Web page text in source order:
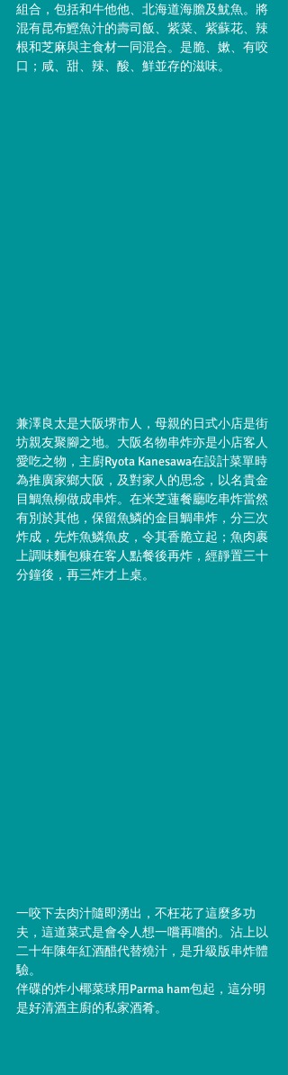
組合，包括和牛他他、北海道海膽及魷魚。將
混有昆布鰹魚汁的壽司飯、紫菜、紫蘇花、辣
根和芝麻與主食材一同混合。是脆、嫰、有咬
口；咸、甜、辣、酸、鮮並存的滋味。
兼澤良太是大阪堺市人，母親的日式小店是街
坊親友聚腳之地。大阪名物串炸亦是小店客人
愛吃之物，主廚Ryota Kanesawa在設計菜單時
為推廣家鄉大阪，及對家人的思念，以名貴金
目鯛魚柳做成串炸。在米芝蓮餐廳吃串炸當然
有別於其他，保留魚鱗的金目鯛串炸，分三次
炸成，先炸魚鱗魚皮，令其香脆立起；魚肉裹
上調味麵包糠在客人點餐後再炸，經靜置三十
分鐘後，再三炸才上桌。
一咬下去肉汁隨即湧出，不枉花了這麼多功
夫，這道菜式是會令人想一嚐再嚐的。沾上以
二十年陳年紅酒醋代替燒汁，是升級版串炸體
驗。
伴碟的炸小椰菜球用Parma ham包起，這分明
是好清酒主廚的私家酒肴。